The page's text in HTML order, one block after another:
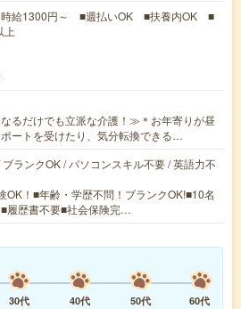
時給1300円～ ■週払いOK ■扶養内OK ■
上
るだけでも立派な介護！≫＊お年寄りが昼
ートを受けたり、気分転換できる…
ランクOK / パソコンスキル不要 / 英語力不
OK！■年齢・学歴不問！ブランクOK!■10名
履歴書不要■社会保険完…
30代 40代 50代
60代